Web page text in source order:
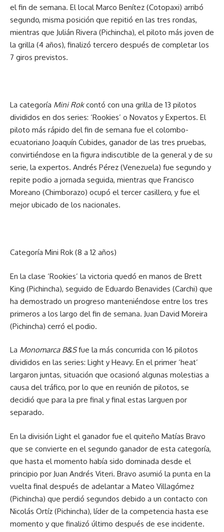
el fin de semana. El local Marco Benítez (Cotopaxi) arribó
segundo, misma posición que repitió en las tres rondas,
mientras que Julián Rivera (Pichincha), el piloto más joven de
la grilla (4 años), finalizó tercero después de completar los
7 giros previstos.
La categoría Mini Rokcontó con una grilla de 13 pilotos
divididos en dos series: ‘Rookies’ o Novatos y Expertos. El
piloto más rápido del fin de semana fue el colombo-
ecuatoriano Joaquín Cubides, ganador de las tres pruebas,
convirtiéndose en la figura indiscutible de la general y de su
serie, la expertos. Andrés Pérez (Venezuela) fue segundo y
repite podio a jornada seguida, mientras que Francisco
Moreano (Chimborazo) ocupó el tercer casillero, y fue el
mejor ubicado de los nacionales.
Categoría Mini Rok (8 a 12 años)
En la clase ‘Rookies’ la victoria quedó en manos de Brett
King (Pichincha), seguido de Eduardo Benavides (Carchi) que
ha demostrado un progreso manteniéndose entre los tres
primeros a los largo del fin de semana. Juan David Moreira
(Pichincha) cerró el podio.
La Monomarca B&Sfue la más concurrida con 16 pilotos
divididos en las series: Light y Heavy. En el primer ‘heat’
largaron juntas, situación que ocasionó algunas molestias a
causa del tráfico, por lo que en reunión de pilotos, se
decidió que para la pre final y final estas larguen por
separado.
En la división Light el ganador fue el quiteño Matías Bravo
que se convierte en el segundo ganador de esta categoría,
que hasta el momento había sido dominada desde el
principio por Juan Andrés Viteri. Bravo asumió la punta en la
vuelta final después de adelantar a Mateo Villagómez
(Pichincha) que perdió segundos debido a un contacto con
Nicolás Ortíz (Pichincha), líder de la competencia hasta ese
momento y que finalizó último después de ese incidente.